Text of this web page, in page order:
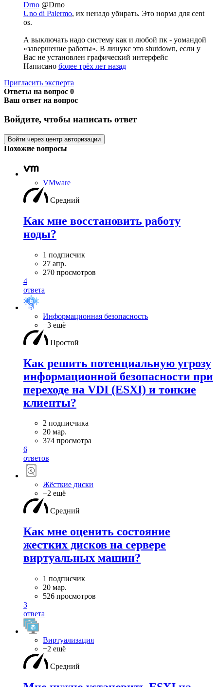
Drno @Drno
Uno di Palermo, их ненадо убирать. Это норма для cent
os.
А выключать надо систему как и любой пк - уомандой
«завершение работы». В линукс это shutdown, если у
Вас не установлен графический интерфейс
Написано более трёх лет назад
Пригласить эксперта
Ответы на вопрос 0
Ваш ответ на вопрос
Войдите, чтобы написать ответ
Войти через центр авторизации
Похожие вопросы
VMware
Средний
Как мне восстановить работу
ноды?
1 подписчик
27 апр.
270 просмотров
4
ответа
Информационная безопасность
+3 ещё
Простой
Как решить потенциальную угрозу
информационной безопасности при
переходе на VDI (ESXI) и тонкие
клиенты?
2 подписчика
20 мар.
374 просмотра
6
ответов
Жёсткие диски
+2 ещё
Средний
Как мне оценить состояние
жестких дисков на сервере
виртуальных машин?
1 подписчик
20 мар.
526 просмотров
3
ответа
Виртуализация
+2 ещё
Средний